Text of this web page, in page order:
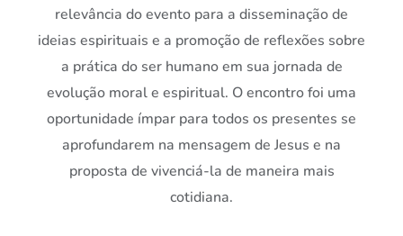
relevância do evento para a disseminação de
ideias espirituais e a promoção de reflexões sobre
a prática do ser humano em sua jornada de
evolução moral e espiritual. O encontro foi uma
oportunidade ímpar para todos os presentes se
aprofundarem na mensagem de Jesus e na
proposta de vivenciá-la de maneira mais
cotidiana.